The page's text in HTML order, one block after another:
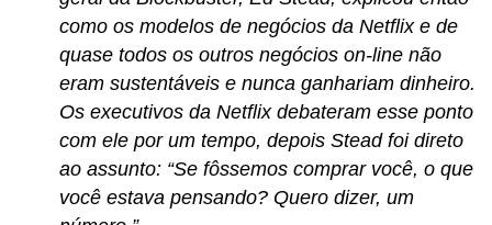
como os modelos de negócios da Netflix e de
quase todos os outros negócios on-line não
eram sustentáveis e nunca ganhariam dinheiro.
Os executivos da Netflix debateram esse ponto
com ele por um tempo, depois Stead foi direto
ao assunto: “Se fôssemos comprar você, o que
você estava pensando? Quero dizer, um